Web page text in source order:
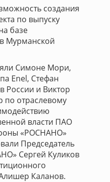
создания
по выпуску
базе
Мурманской
Симоне Мори,
Enel, Стефан
России и Виктор
по отраслевому
власти ПАО
«РОСНАНО»
Председатель
Сергей Куликов
Каланов.